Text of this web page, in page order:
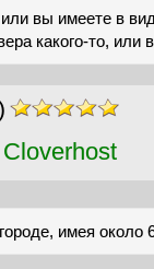
вы имеете в
какого-то, или
Cloverhost
имея около